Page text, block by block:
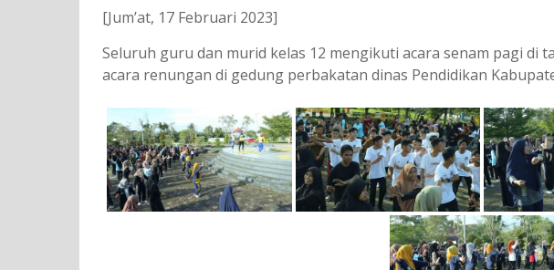
[Jum’at, 17 Februari 2023]
Seluruh guru dan murid kelas 12 mengikuti acara senam pagi di
acara renungan di gedung perbakatan dinas Pendidikan